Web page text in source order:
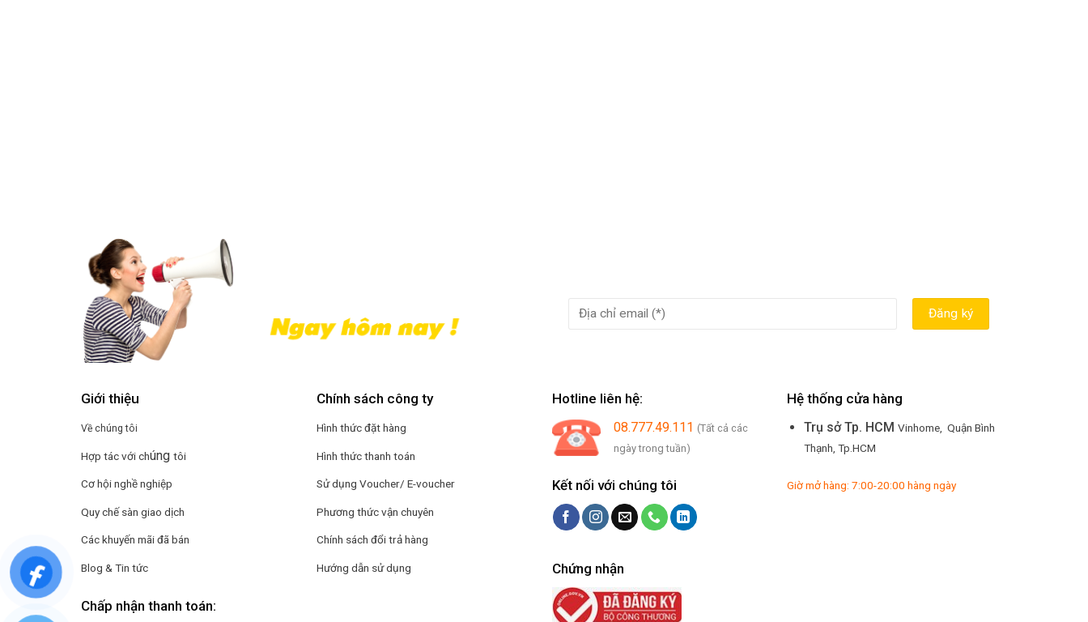
Giới thiệu
Về chúng tôi
Hợp tác với chúngtôi
Cơ hội nghề nghiệp
Quy chế sàn giao dịch
Các khuyến mãi đã bán
Blog & Tin tức
Chính sách công ty
Hình thức đặt hàng
Hình thức thanh toán
Sử dụng Voucher/ E-voucher
Phương thức vận chuyên
Chính sách đổi trả hàng
Hướng dẫn sử dụng
Chấp nhận thanh toán:
Hotline liên hệ:
08.777.49.111 (Tất cả các
ngày trong tuần)
Kết nối với chúng tôi
Chứng nhận
Hệ thống cửa hàng
Trụ sở Tp. HCM Vinhome, Quận Bình
Thạnh, Tp.HCM
Giờ mở hàng: 7:00-20:00 hàng ngày